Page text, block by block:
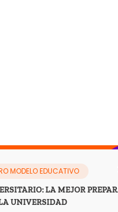
MODELO EDUCATIVO
LA MEJOR
UNIVERSIDAD